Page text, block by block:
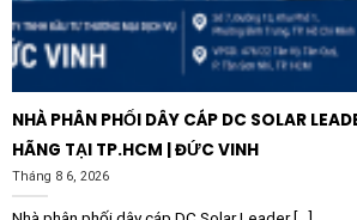
nhất tuyệt đối, làm cho bộ đèn như
trúc, chỉ để lại luồng sáng tinh tế tỏa ra.
an tâm về chi phí vận hành lâu dài.
xoay LEDVANCE Ring Adjust Round
bảo vệ bóng đèn tốt hơn mà còn giữ
NHÀ PHÂN PHỐI DÂY CÁP DC SOLAR
HÃNG TẠI TP.HCM | ĐỨC VINH
Tháng 8 6, 2026